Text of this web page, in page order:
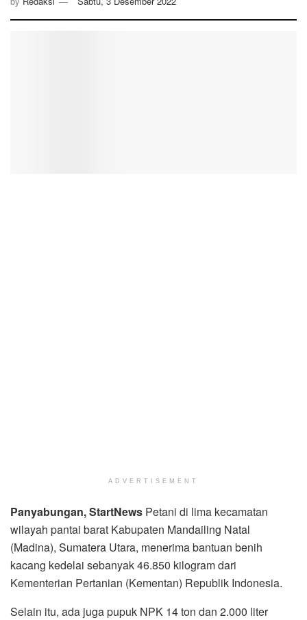
ADVERTISEMENT
Panyabungan, StartNews Petani di lima kecamatan
wilayah pantai barat Kabupaten Mandailing Natal
(Madina), Sumatera Utara, menerima bantuan benih
kacang kedelai sebanyak 46.850 kilogram dari
Kementerian Pertanian (Kementan) Republik Indonesia.
Selain itu, ada juga pupuk NPK 14 ton dan 2.000 liter